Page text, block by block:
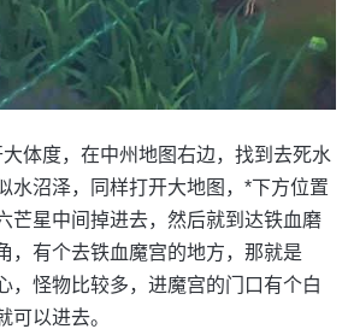
体度，在中州地图右边，找到去死水
水沼泽，同样打开大地图，*下方位置
芒星中间掉进去，然后就到达铁血磨
，有个去铁血魔宫的地方，那就是
，怪物比较多，进魔宫的门口有个白
可以进去。